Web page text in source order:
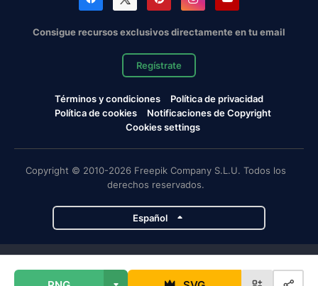
Consigue recursos exclusivos directamente en tu email
Regístrate
Términos y condiciones
Política de privacidad
Política de cookies
Notificaciones de Copyright
Cookies settings
Copyright © 2010-2026 Freepik Company S.L.U. Todos los
derechos reservados.
Español